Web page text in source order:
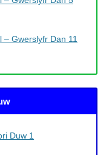
– Gwerslyfr Dan 11
Duw 1